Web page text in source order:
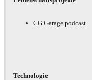
CG Garage podcast
Technologie